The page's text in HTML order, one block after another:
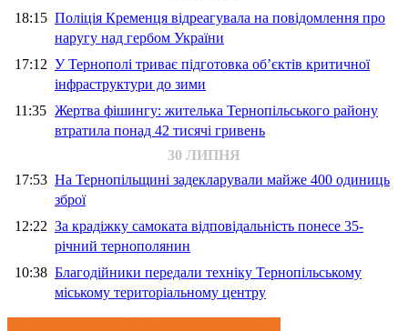
18:15 Поліція Кременця відреагувала на повідомлення про
наругу над гербом України
17:12 У Тернополі триває підготовка об’єктів критичної
інфраструктури до зими
11:35 Жертва фішингу: жителька Тернопільського району
втратила понад 42 тисячі гривень
30 ЛИПНЯ
17:53 На Тернопільщині задекларували майже 400 одиниць
зброї
12:22 За крадіжку самоката відповідальність понесе 35-
річний тернополянин
10:38 Благодійники передали техніку Тернопільському
міському територіальному центру